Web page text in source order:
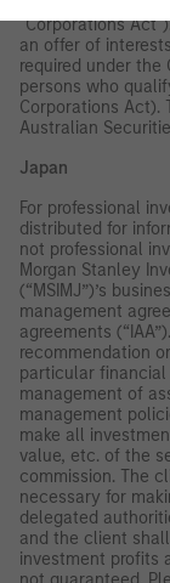
"Corporations
an offer of
required under
persons who
Corporations Act).
Australian
Japan
For professional
distributed for
not professional
Morgan Stanley
(“MSIMJ”)’s
management
agreements
recommendation
particular financial
management of
management
make all
value, etc. of the
commission. The
necessary for
delegated
and the client
investment profits